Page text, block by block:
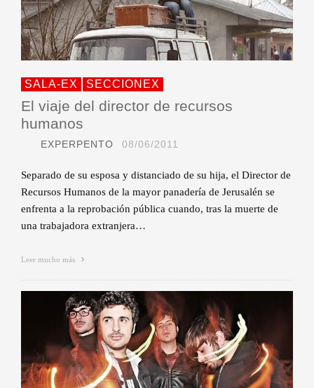
SALA-EX SECCIONEX
El viaje del director de recursos
humanos
EXPERPENTO 08/06/2011
Separado de su esposa y distanciado de su hija, el Director de
Recursos Humanos de la mayor panadería de Jerusalén se
enfrenta a la reprobación pública cuando, tras la muerte de
una trabajadora extranjera…
Leer mucho más